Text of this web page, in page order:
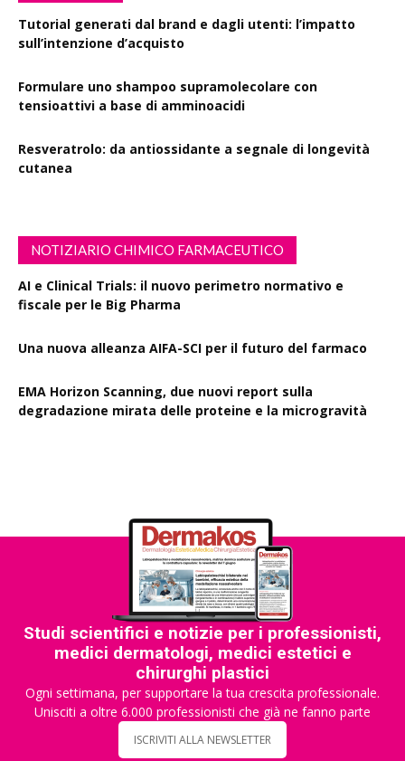
Tutorial generati dal brand e dagli utenti: l’impatto
sull’intenzione d’acquisto
Formulare uno shampoo supramolecolare con
tensioattivi a base di amminoacidi
Resveratrolo: da antiossidante a segnale di longevità
cutanea
NOTIZIARIO CHIMICO FARMACEUTICO
AI e Clinical Trials: il nuovo perimetro normativo e
fiscale per le Big Pharma
Una nuova alleanza AIFA-SCI per il futuro del farmaco
EMA Horizon Scanning, due nuovi report sulla
degradazione mirata delle proteine e la microgravità
Studi scientifici e notizie per i professionisti,
medici dermatologi, medici estetici e
chirurghi plastici
Ogni settimana, per supportare la tua crescita professionale.
Unisciti a oltre 6.000 professionisti che già ne fanno parte
ISCRIVITI ALLA NEWSLETTER